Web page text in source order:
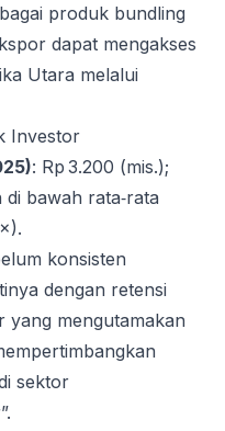
produk bundling
dapat mengakses
Utara melalui
Investor
: Rp 3.200 (mis.);
di bawah rata‑rata
konsisten
dengan retensi
yang mengutamakan
sektor